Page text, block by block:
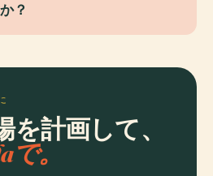
？
を計画して、
。